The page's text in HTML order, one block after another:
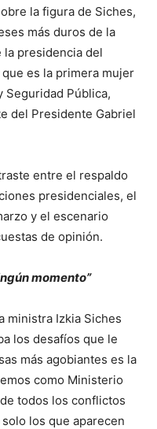
la figura de Siches,
más duros de la
la presidencia del
es la primera mujer
Seguridad Pública,
del Presidente Gabriel
entre el respaldo
presidenciales, el
y el escenario
de opinión.
momento”
ministra Izkia Siches
los desafíos que le
más agobiantes es la
como Ministerio
todos los conflictos
los que aparecen